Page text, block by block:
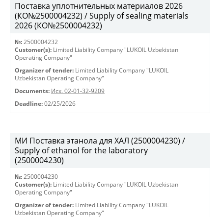
Поставка уплотнительных материалов 2026
(КО№2500004232) / Supply of sealing materials
2026 (КО№2500004232)
№: 2500004232
Customer(s): Limited Liability Company "LUKOIL Uzbekistan
Operating Company"
Organizer of tender: Limited Liability Company "LUKOIL
Uzbekistan Operating Company"
Documents: Исх. 02-01-32-9209
Deadline: 02/25/2026
МИ Поставка этанола для ХАЛ (2500004230) /
Supply of ethanol for the laboratory
(2500004230)
№: 2500004230
Customer(s): Limited Liability Company "LUKOIL Uzbekistan
Operating Company"
Organizer of tender: Limited Liability Company "LUKOIL
Uzbekistan Operating Company"